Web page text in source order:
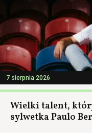
7 sierpnia 2026
Wielki talent,
sylwetka Paulo